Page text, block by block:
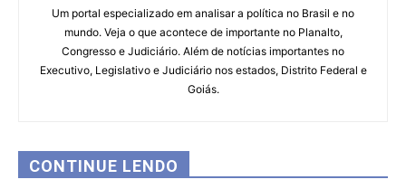
Um portal especializado em analisar a política no Brasil e no
mundo. Veja o que acontece de importante no Planalto,
Congresso e Judiciário. Além de notícias importantes no
Executivo, Legislativo e Judiciário nos estados, Distrito Federal e
Goiás.
CONTINUE LENDO